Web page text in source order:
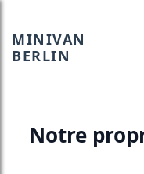
MINIVAN
BERLIN
Notre